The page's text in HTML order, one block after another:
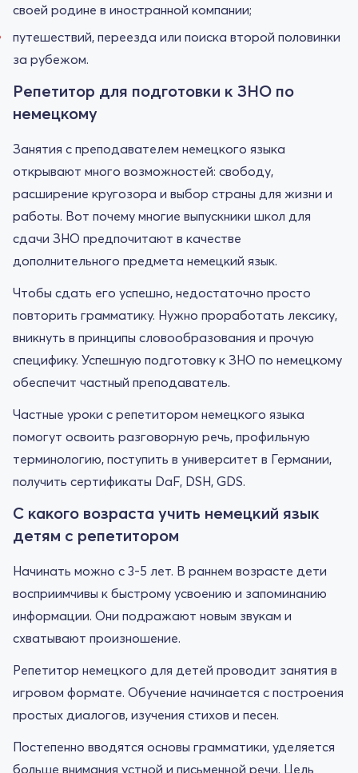
своей родине в иностранной компании;
путешествий, переезда или поиска второй половинки
за рубежом.
Репетитор для подготовки к ЗНО по
немецкому
Занятия с преподавателем немецкого языка
открывают много возможностей: свободу,
расширение кругозора и выбор страны для жизни и
работы. Вот почему многие выпускники школ для
сдачи ЗНО предпочитают в качестве
дополнительного предмета немецкий язык.
Чтобы сдать его успешно, недостаточно просто
повторить грамматику. Нужно проработать лексику,
вникнуть в принципы словообразования и прочую
специфику. Успешную подготовку к ЗНО по немецкому
обеспечит частный преподаватель.
Частные уроки с репетитором немецкого языка
помогут освоить разговорную речь, профильную
терминологию, поступить в университет в Германии,
получить сертификаты DaF, DSH, GDS.
С какого возраста учить немецкий язык
детям с репетитором
Начинать можно с 3-5 лет. В раннем возрасте дети
восприимчивы к быстрому усвоению и запоминанию
информации. Они подражают новым звукам и
схватывают произношение.
Репетитор немецкого для детей проводит занятия в
игровом формате. Обучение начинается с построения
простых диалогов, изучения стихов и песен.
Постепенно вводятся основы грамматики, уделяется
больше внимания устной и письменной речи. Цель